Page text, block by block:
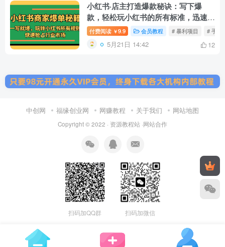
小红书·店主打造爆款秘诀：写下爆
款，轻松玩小红书的所有标准，迅速占
领市场竞争格局
付费阅读 ￥9.9 会员教程 # 暴利项目 # 手机
5月21日 14:42 12
中创网 福缘创业网 网赚教程 关于我们 网站地图
Copyright © 2022 · 资源教程站 ·网站合作
扫码加QQ群 扫码加微信